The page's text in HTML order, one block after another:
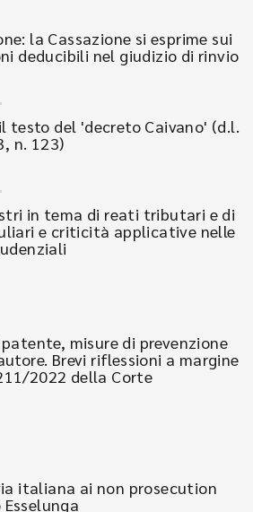
la Cassazione si esprime sui
deducibili nel giudizio di rinvio
testo del 'decreto Caivano' (d.l.
n. 123)
in tema di reati tributari e di
e criticità applicative nelle
misure di prevenzione
Brevi riflessioni a margine
2022 della Corte
italiana ai non prosecution